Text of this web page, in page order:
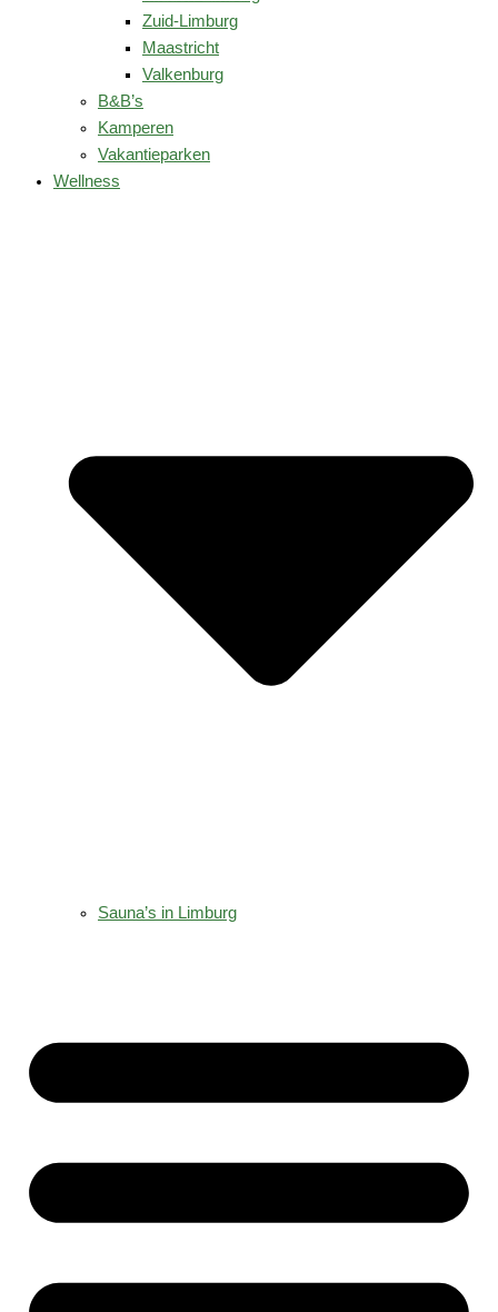
Zuid-Limburg
Maastricht
Valkenburg
B&B’s
Kamperen
Vakantieparken
Wellness
Sauna’s in Limburg